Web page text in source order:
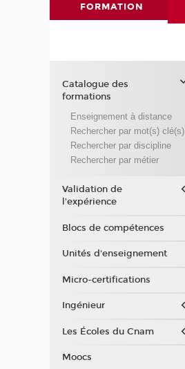
FORMATION
Catalogue des
formations
Enseignement à distance
Rechercher par mot(s) clé(s)
Rechercher par discipline
Rechercher par métier
Validation de
l'expérience
Blocs de compétences
Unités d'enseignement
Micro-certifications
Ingénieur
Les Écoles du Cnam
Moocs